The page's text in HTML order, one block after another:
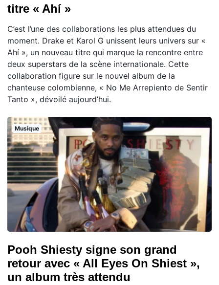
titre « Ahí »
C’est l’une des collaborations les plus attendues du
moment. Drake et Karol G unissent leurs univers sur «
Ahí », un nouveau titre qui marque la rencontre entre
deux superstars de la scène internationale. Cette
collaboration figure sur le nouvel album de la
chanteuse colombienne, « No Me Arrepiento de Sentir
Tanto », dévoilé aujourd’hui.
Musique
Pooh Shiesty signe son grand
retour avec « All Eyes On Shiest »,
un album très attendu